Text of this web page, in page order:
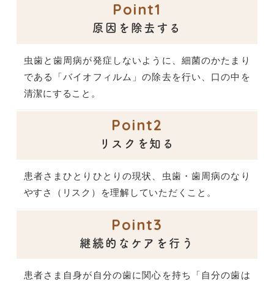
Point1
原因を除去する
虫歯と歯周病が発症しないように、細菌のかたまり
である「バイオフィルム」の除去を行い、口の中を
清潔にすること。
Point2
リスクを知る
患者さまひとりひとりの現状、虫歯・歯周病のなり
やすさ（リスク）を理解していただくこと。
Point3
継続的なケアを行う
患者さま自身が自分の歯に関心を持ち「自分の歯は